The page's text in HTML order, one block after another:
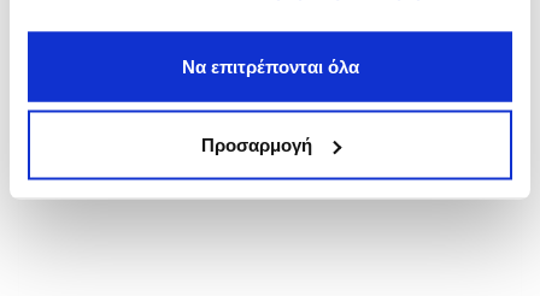
Να επιτρέπονται όλα
Προσαρμογή